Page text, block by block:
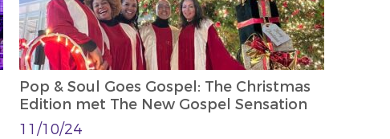
Pop & Soul Goes Gospel: The Christmas
Edition met The New Gospel Sensation
11/10/24